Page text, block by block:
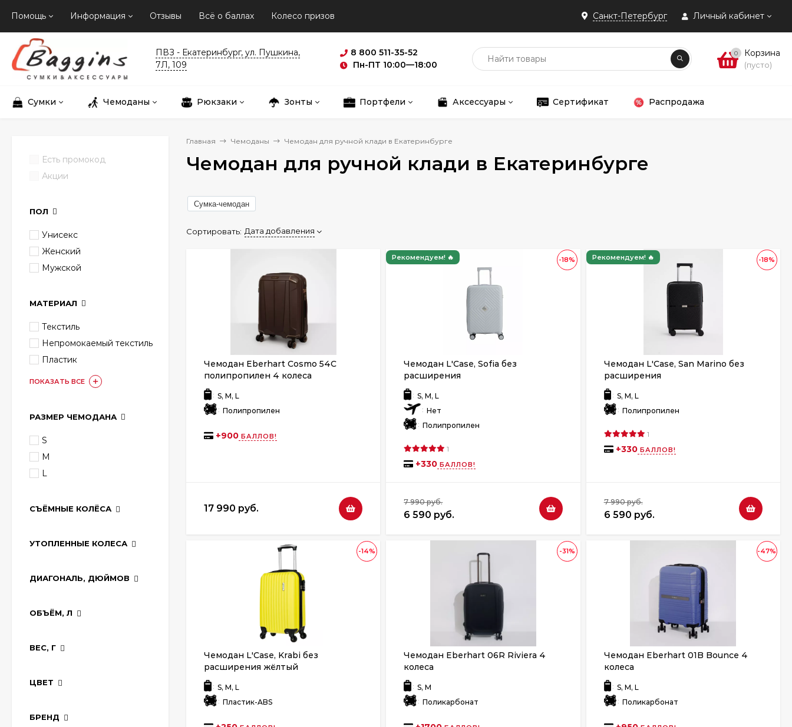
Санкт-Петербург Личный кабинет
Помощь Информация Отзывы Всё о баллах Колесо призов
ПВЗ - Екатеринбург, ул. Пушкина,
7Л, 109
8 800 511-35-52
Пн-ПТ 10:00—18:00
0 Корзина
(пусто)
Сумки Чемоданы Рюкзаки Зонты Портфели Аксессуары Сертификат Распродажа
Главная Чемоданы Чемодан для ручной клади в Екатеринбурге
Чемодан для ручной клади в Екатеринбурге
Сумка-чемодан
Сортировать: Дата добавления
Чемодан Eberhart Cosmo 54C
полипропилен 4 колеса
: S, M, L
: Полипропилен
+900 БАЛЛОВ!
17 990 руб.
-18%
Рекомендуем! 🔥
Чемодан L'Case, Sofia без
расширения
: S, M, L
: Нет
: Полипропилен
1
+330 БАЛЛОВ!
7 990 руб.
6 590 руб.
-18%
Рекомендуем! 🔥
Чемодан L'Case, San Marino без
расширения
: S, M, L
: Полипропилен
1
+330БАЛЛОВ!
7 990 руб.
6 590 руб.
-14%
Чемодан L'Case, Krabi без
расширения жёлтый
: S, M, L
: Пластик-ABS
-31%
Чемодан Eberhart 06R Riviera 4
колеса
: S, M
: Поликарбонат
-47%
Чемодан Eberhart 01B Bounce 4
колеса
: S, M, L
: Поликарбонат
Есть промокод
Акции
ПОЛ
Унисекс
Женский
Мужской
МАТЕРИАЛ
Текстиль
Непромокаемый текстиль
Пластик
ПОКАЗАТЬ ВСЕ
РАЗМЕР ЧЕМОДАНА
S
M
L
СЪЁМНЫЕ КОЛЁСА
УТОПЛЕННЫЕ КОЛЕСА
ДИАГОНАЛЬ, ДЮЙМОВ
ОБЪЁМ, Л
ВЕС, Г
ЦВЕТ
БРЕНД